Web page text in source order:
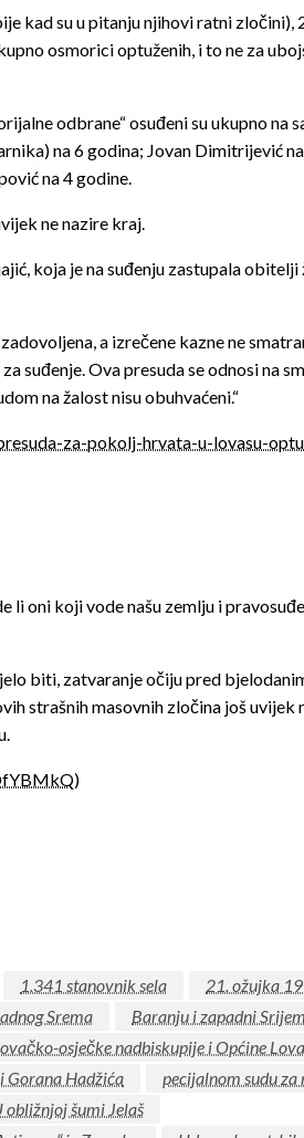
kad su u pitanju njihovi ratni zločini),
osmorici optuženih, i to ne za
odbrane“ osuđeni su ukupno
na 6 godina; Jovan Dimitrijević
na 4 godine.
ne nazire kraj.
koja je na suđenju zastupala
a izrečene kazne ne
suđenje. Ova presuda se odnosi na
na žalost nisu obuhvaćeni.“
za-pokolj-hrvata-u-lovasu-
oni koji vode našu zemlju i
biti, zatvaranje očiju pred
strašnih masovnih zločina još
)
1.341 stanovnik sela 21. ožujka
Srema Baranju i zapadni
osječke nadbiskupije i Općine
Gorana Hadžića
pecijalnom sudu
obližnjoj šumi Jelaš